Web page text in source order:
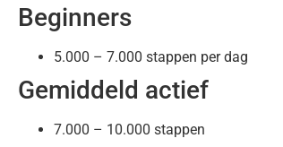
Beginners
5.000 – 7.000 stappen per dag
Gemiddeld actief
7.000 – 10.000 stappen